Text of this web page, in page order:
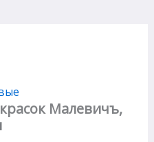
Малевичъ,